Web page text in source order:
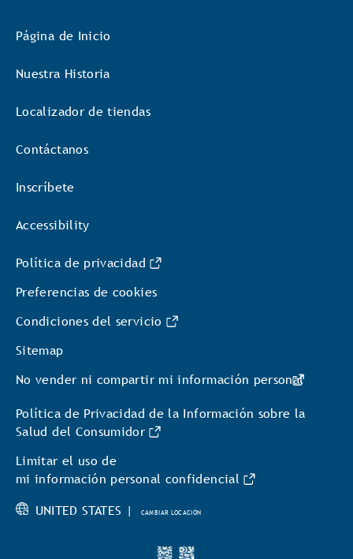
Página de Inicio
Nuestra Historia
Localizador de tiendas
Contáctanos
Inscríbete
Accessibility
Política de privacidad
Preferencias de cookies
Condiciones del servicio
Sitemap
No vender ni compartir mi información personal
Política de Privacidad de la Información sobre la
Salud del Consumidor
Limitar el uso de
mi información personal confidencial
UNITED STATES | CAMBIAR LOCACIÓN